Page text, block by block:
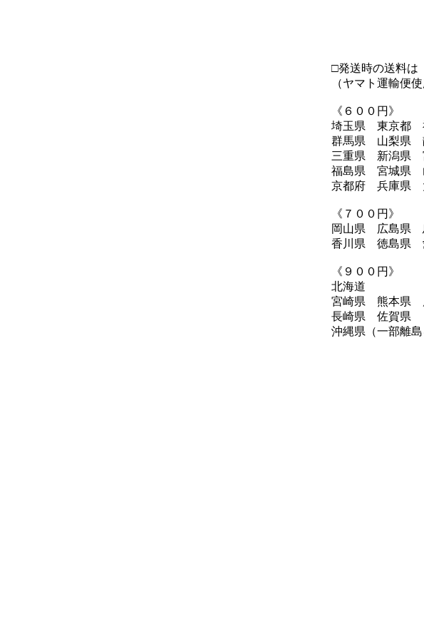
□発送時の送料は
（ヤマト運輸便
《６００円》
埼玉県 東京都
群馬県 山梨県
三重県 新潟県
福島県 宮城県
京都府 兵庫県
《７００円》
岡山県 広島県
香川県 徳島県
《９００円》
北海道
宮崎県 熊本県
長崎県 佐賀県
沖縄県（一部離島